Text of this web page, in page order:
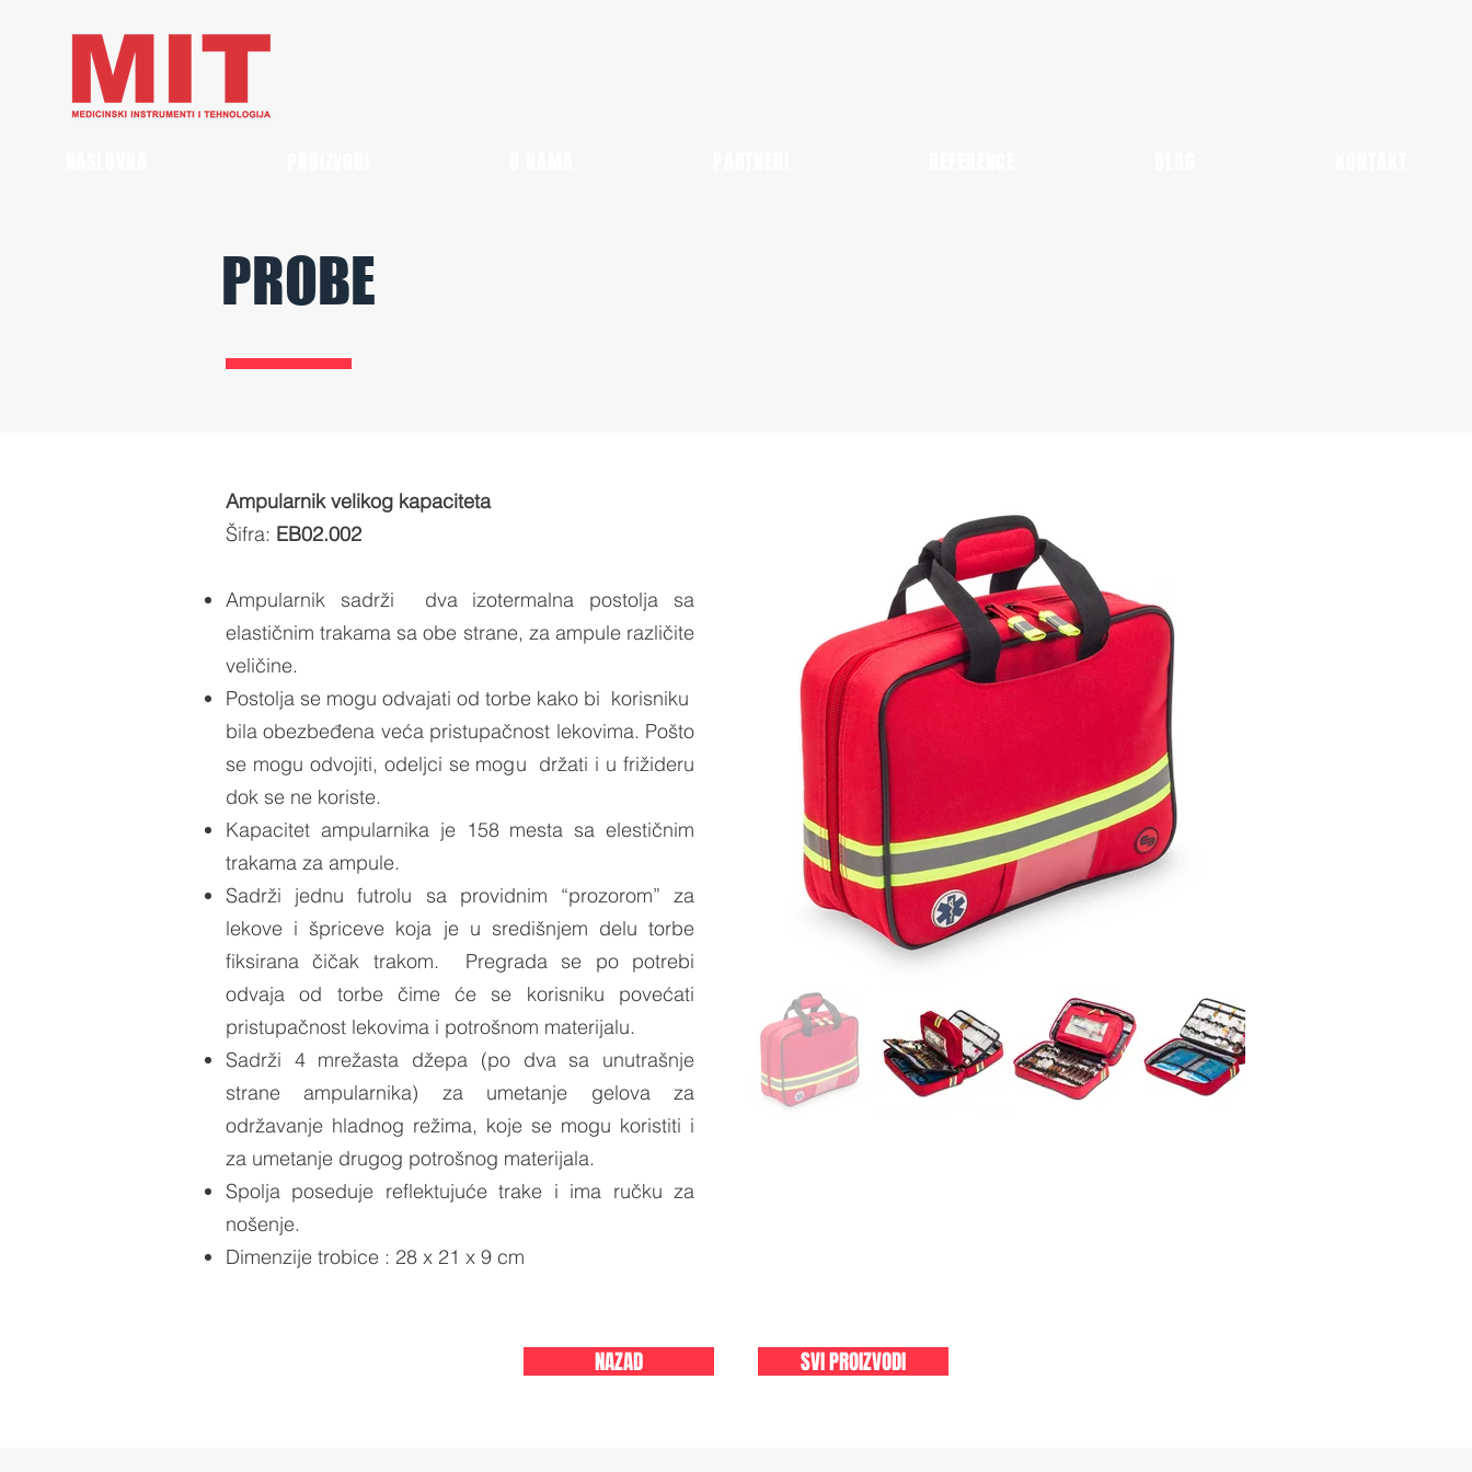
PROBE
Ampularnik velikog kapaciteta
Šifra: EB02.002
Ampularnik sadrži dva izotermalna postolja sa
elastičnim trakama sa obe strane, za ampule različite
veličine.
Postolja se mogu odvajati od torbe kako bi korisniku
bila obezbeđena veća pristupačnost lekovima. Pošto
se mogu odvojiti, odeljci se mogu držati i u frižideru
dok se ne koriste.
Kapacitet ampularnika je 158 mesta sa elestičnim
trakama za ampule.
Sadrži jednu futrolu sa providnim “prozorom” za
lekove i špriceve koja je u središnjem delu torbe
fiksirana čičak trakom. Pregrada se po potrebi
odvaja od torbe čime će se korisniku povećati
pristupačnost lekovima i potrošnom materijalu.
Sadrži 4 mrežasta džepa (po dva sa unutrašnje
strane ampularnika) za umetanje gelova za
održavanje hladnog režima, koje se mogu koristiti i
za umetanje drugog potrošnog materijala.
Spolja poseduje reflektujuće trake i ima ručku za
nošenje.
Dimenzije trobice : 28 x 21 x 9 cm
NAZAD SVI PROIZVODI